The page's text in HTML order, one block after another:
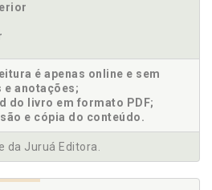
laboral do teletrabalhador
da fraternidade, p. 127
nômade e o valor
ambiente laboral moderno, p.
é apenas online e sem
anotações;
do livro em formato PDF;
e cópia do conteúdo.
da Juruá Editora.